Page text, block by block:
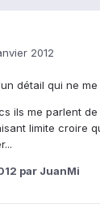
2012
détail qui ne
ils me parlent
limite croire
par JuanMi